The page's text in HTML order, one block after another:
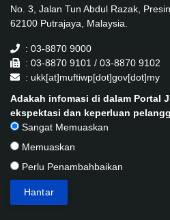
No. 3, Jalan Tun Abdul Razak,
62100 Putrajaya, Malaysia.
: 03-8870 9000
: 03-8870 9101 / 03-8870 9102
: ukk[at]muftiwp[dot]gov[dot]my
Adakah infomasi di dalam Portal
ekspektasi dan keperluan
Sangat Memuaskan
Memuaskan
Perlu Penambahbaikan